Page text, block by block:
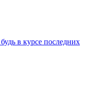
в курсе последних